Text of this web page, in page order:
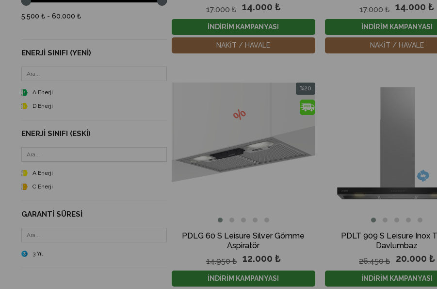
5.500 ₺ - 60.000 ₺
ENERJI SINIFI (YENI)
A Enerji
D Enerji
ENERJI SINIFI (ESKI)
A Enerji
C Enerji
GARANTI SÜRESI
3 Yıl
14.000 ₺
17.000 ₺
İNDİRİM KAMPANYASI
NAKİT / HAVALE
14.000 ₺
17.000 ₺
İNDİRİM KAMPANYASI
NAKİT / HAVALE
PDLG 60 S Leisure Silver Gömme
Aspiratör
12.000 ₺
14.950 ₺
%20
İndirim
%20İndirim
İNDİRİM KAMPANYASI
PDLT 909 S Leisure Inox
Davlumbaz
20.000 ₺
26.450 ₺
İNDİRİM KAMPANYASI